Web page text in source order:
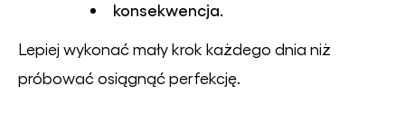
konsekwencja.
Lepiej wykonać mały krok każdego dnia niż
próbować osiągnąć perfekcję.